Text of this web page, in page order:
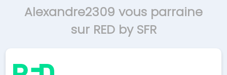
Alexandre2309 vous parraine
sur RED by SFR